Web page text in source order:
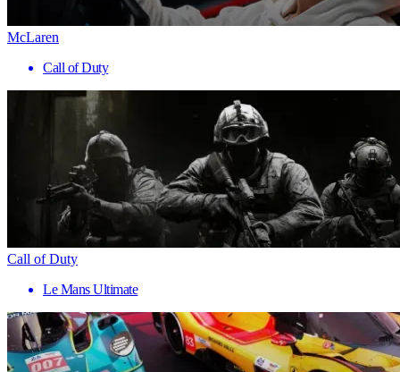
McLaren
Call of Duty
Call of Duty
Le Mans Ultimate